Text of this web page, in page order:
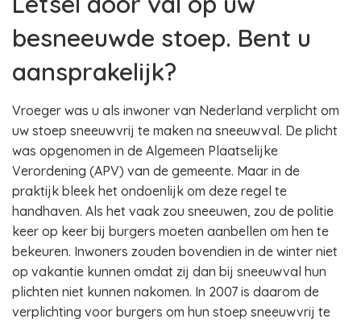
besneeuwde stoep. Bent u
aansprakelijk?
Vroeger was u als inwoner van Nederland verplicht om
uw stoep sneeuwvrij te maken na sneeuwval. De plicht
was opgenomen in de Algemeen Plaatselijke
Verordening (APV) van de gemeente. Maar in de
praktijk bleek het ondoenlijk om deze regel te
handhaven. Als het vaak zou sneeuwen, zou de politie
keer op keer bij burgers moeten aanbellen om hen te
bekeuren. Inwoners zouden bovendien in de winter niet
op vakantie kunnen omdat zij dan bij sneeuwval hun
plichten niet kunnen nakomen. In 2007 is daarom de
verplichting voor burgers om hun stoep sneeuwvrij te